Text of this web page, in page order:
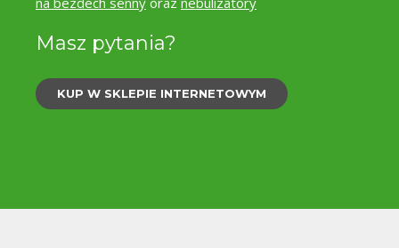
Masz pytania?
KUP W SKLEPIE INTERNETOWYM